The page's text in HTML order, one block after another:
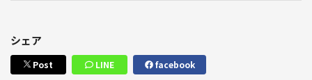
シェア
Post LINE facebook